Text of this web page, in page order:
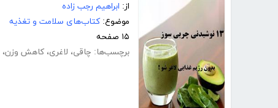
از: ابراهیم رجب زاده
موضوع: کتاب‌های سلامت و تغذیه
۱۵ صفحه
برچسب‌ها: چاقی، لاغری، کاهش وزن،